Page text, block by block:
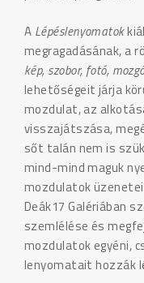
A Lépéslenyomatok
megragadásának, a
kép, szobor, fotó,
lehetőségeit járja
mozdulat, az
visszajátszása,
sőt talán nem is
mind-mind maguk
mozdulatok
Deák17 Galériában
szemlélése és
mozdulatok egyéni,
lenyomatait hozzák